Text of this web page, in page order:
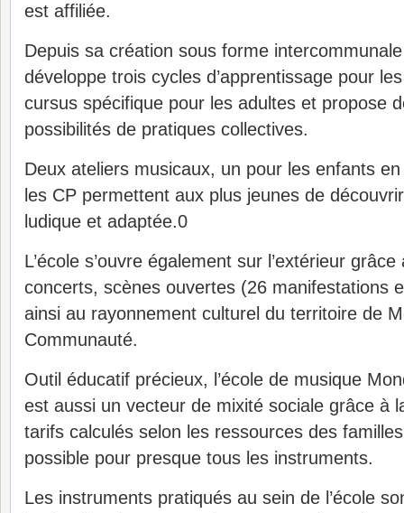
est affiliée.
Depuis sa création sous forme
développe trois cycles d’apprentissage pour
cursus spécifique pour les adultes et propose
possibilités de pratiques collectives.
Deux ateliers musicaux, un pour les enfants
les CP permettent aux plus jeunes de
ludique et adaptée.0
L’école s’ouvre également sur l’extérieur
concerts, scènes ouvertes (26 manifestations
ainsi au rayonnement culturel du territoire de
Communauté.
Outil éducatif précieux, l’école de musique
est aussi un vecteur de mixité sociale grâce à
tarifs calculés selon les ressources des
possible pour presque tous les instruments.
Les instruments pratiqués au sein de l’école